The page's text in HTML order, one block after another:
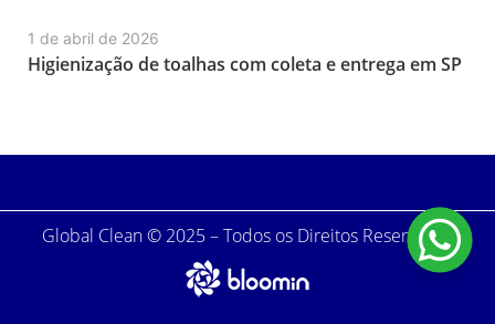
1 de abril de 2026
Higienização de toalhas com coleta e entrega em SP
Global Clean © 2025 – Todos os Direitos Reservados